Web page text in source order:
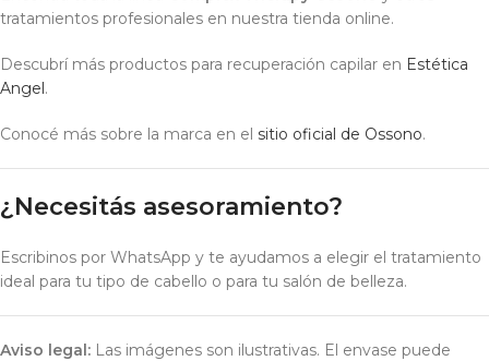
tratamientos profesionales en nuestra tienda online.
Descubrí más productos para recuperación capilar en Estética
Angel.
Conocé más sobre la marca en el sitio oficial de Ossono.
¿Necesitás asesoramiento?
Escribinos por WhatsApp y te ayudamos a elegir el tratamiento
ideal para tu tipo de cabello o para tu salón de belleza.
Aviso legal: Las imágenes son ilustrativas. El envase puede